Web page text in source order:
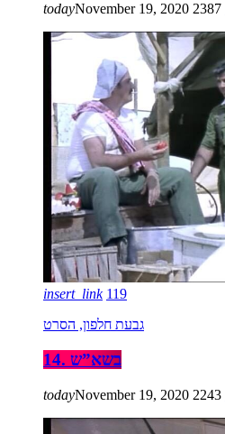
todayNovember 19, 2020 2387
insert_link 119
גבעת חלפון, הסרט
14. בשא”ש
todayNovember 19, 2020 2243